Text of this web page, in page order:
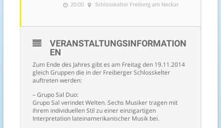
20:00 Schlosskelter Freiberg am Neckar
VERANSTALTUNGSINFORMATION
EN
Zum Ende des Jahres gibt es am Freitag den 19.11.2014
gleich Gruppen die in der Freiberger Schlosskelter
auftreten werden:
– Grupo Sal Duo:
Grupo Sal verindet Welten. Sechs Musiker tragen mit
ihrem individuellen Stil zu einer einzigartigen
Interpretation lateinamerikanischer Musik bei.